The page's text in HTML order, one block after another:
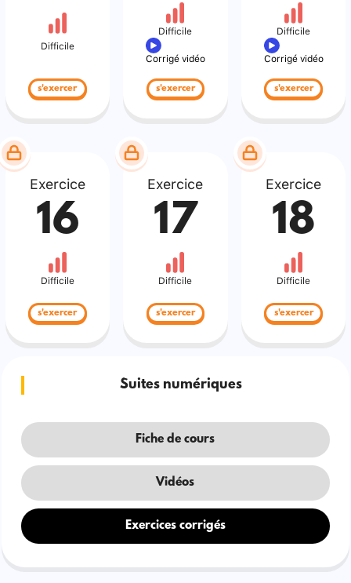
Difficile
s'exercer
Difficile
Corrigé vidéo
s'exercer
Difficile
Corrigé vidéo
s'exercer
Exercice
16
Difficile
s'exercer
Exercice
17
Difficile
s'exercer
Exercice
18
Difficile
s'exercer
Suites numériques
Fiche de cours
Vidéos
Exercices corrigés